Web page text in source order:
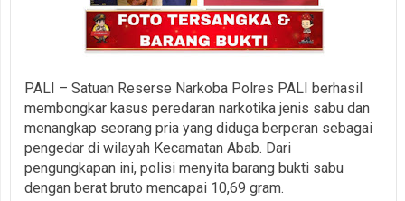
PALI – Satuan Reserse Narkoba Polres PALI berhasil
membongkar kasus peredaran narkotika jenis sabu dan
menangkap seorang pria yang diduga berperan sebagai
pengedar di wilayah Kecamatan Abab. Dari
pengungkapan ini, polisi menyita barang bukti sabu
dengan berat bruto mencapai 10,69 gram.